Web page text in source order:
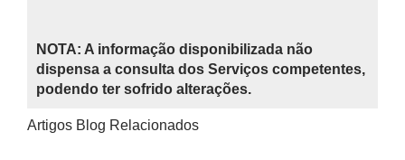
NOTA: A informação disponibilizada não
dispensa a consulta dos Serviços competentes,
podendo ter sofrido alterações.
Artigos Blog Relacionados